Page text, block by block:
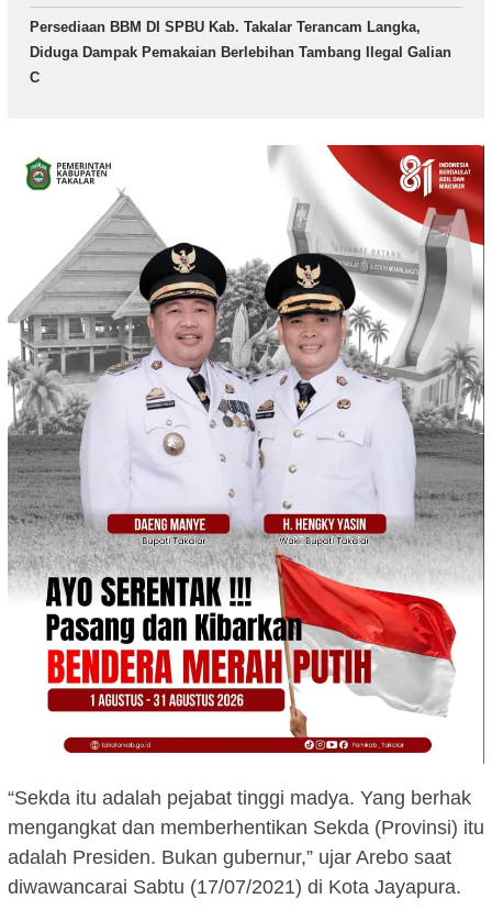
Persediaan BBM DI SPBU Kab. Takalar Terancam Langka,
Diduga Dampak Pemakaian Berlebihan Tambang Ilegal Galian
C
“Sekda itu adalah pejabat tinggi madya. Yang berhak
mengangkat dan memberhentikan Sekda (Provinsi) itu
adalah Presiden. Bukan gubernur,” ujar Arebo saat
diwawancarai Sabtu (17/07/2021) di Kota Jayapura.